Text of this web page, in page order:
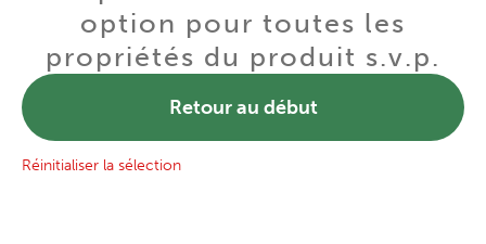
option pour toutes les
propriétés du produit s.v.p.
Retour au début
Réinitialiser la sélection